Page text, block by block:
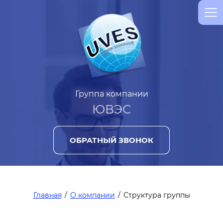
Группа компании
ЮВЭС
ОБРАТНЫЙ ЗВОНОК
Главная / О компании / Структура группы